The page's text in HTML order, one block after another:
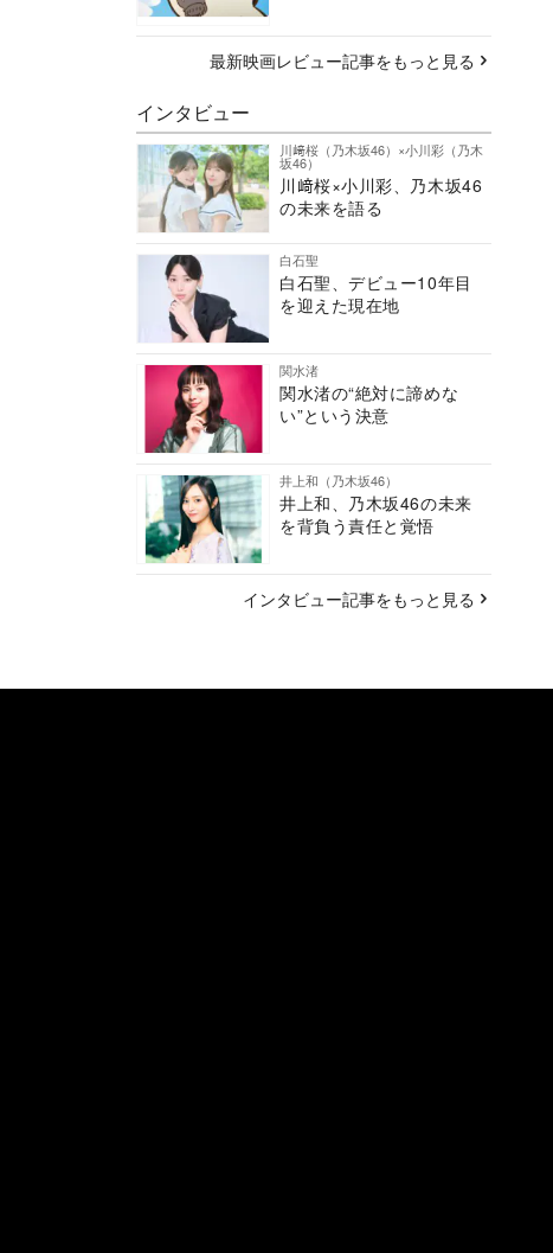
最新映画レビュー記事をもっと見る
インタビュー
川﨑桜（乃木坂46）×小川彩（乃木
坂46）
川﨑桜×小川彩、乃木坂46
の未来を語る
白石聖
白石聖、デビュー10年目
を迎えた現在地
関水渚
関水渚の“絶対に諦めな
い”という決意
井上和（乃木坂46）
井上和、乃木坂46の未来
を背負う責任と覚悟
インタビュー記事をもっと見る